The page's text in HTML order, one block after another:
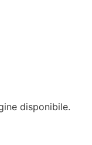
disponibile.